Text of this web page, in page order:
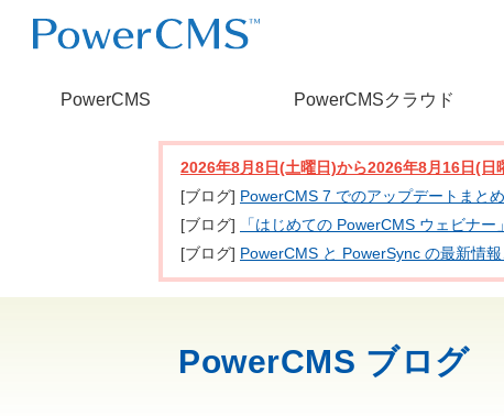
PowerCMS PowerCMSクラウド
2026年8月8日(土曜日)から2026年8月16日(日
[ブログ] PowerCMS 7 でのアップデートまとめ
[ブログ]
「はじめての PowerCMS ウェビナ
[ブログ] PowerCMS と PowerSync の最新情
PowerCMS ブログ